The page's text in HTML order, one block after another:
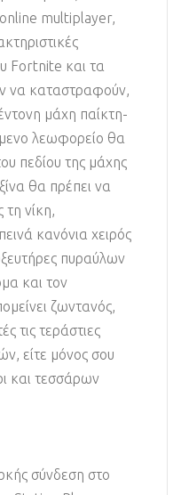
online multiplayer,
Fortnite και τα
να καταστραφούν,
μάχη παίκτη-
λεωφορείο θα
πεδίου της μάχης
θα πρέπει να
τη νίκη,
κανόνια χειρός
πυραύλων
και τον
ζωντανός,
τις τεράστιες
είτε μόνος σου
και τεσσάρων
σύνδεση στο